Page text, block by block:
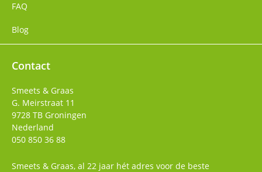
FAQ
Blog
Contact
Smeets & Graas
G. Meirstraat 11
9728 TB Groningen
Nederland
050 850 36 88
Smeets & Graas, al 22 jaar hét adres voor de beste